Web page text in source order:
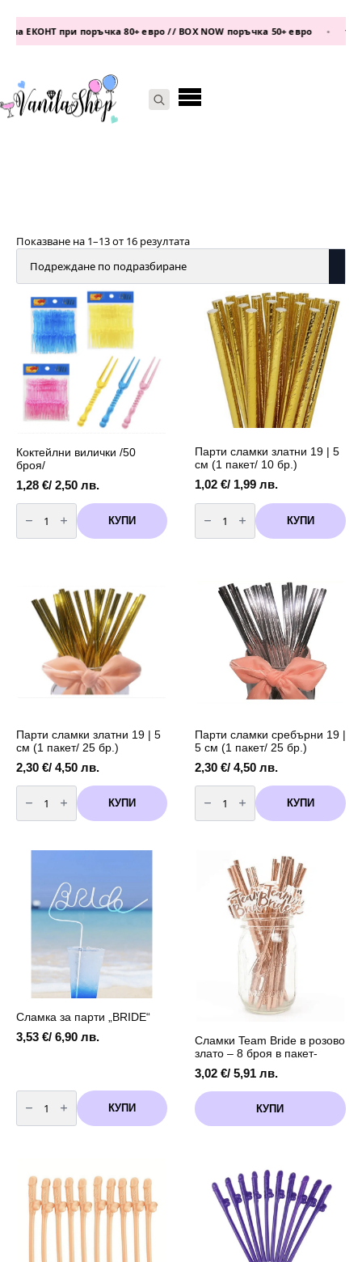
при поръчка 80+ евро // BOX NOW поръчка 50+ евро •
Показване на 1–13 от 16 резултата
Коктейлни вилички /50
броя/
1,28 €/ 2,50 лв.
количество
за
Коктейлни
вилички
КУПИ
Парти сламки златни 19 | 5
см (1 пакет/ 10 бр.)
1,02 €/ 1,99 лв.
количество
за
Парти
сламки
пакет/
КУПИ
Парти сламки златни 19 | 5
см (1 пакет/ 25 бр.)
2,30 €/ 4,50 лв.
количество
за
Парти
сламки
бр.)
КУПИ
Парти сламки сребърни 19 |
5 см (1 пакет/ 25 бр.)
2,30 €/ 4,50 лв.
количество
за
Парти
сламки
пакет/
КУПИ
Сламкa за парти „BRIDE“
3,53 €/ 6,90 лв.
количество
за
Сламкa
за
КУПИ
Сламки Team Bride в розово
злато – 8 броя в пакет-
3,02 €/ 5,91 лв.
КУПИ